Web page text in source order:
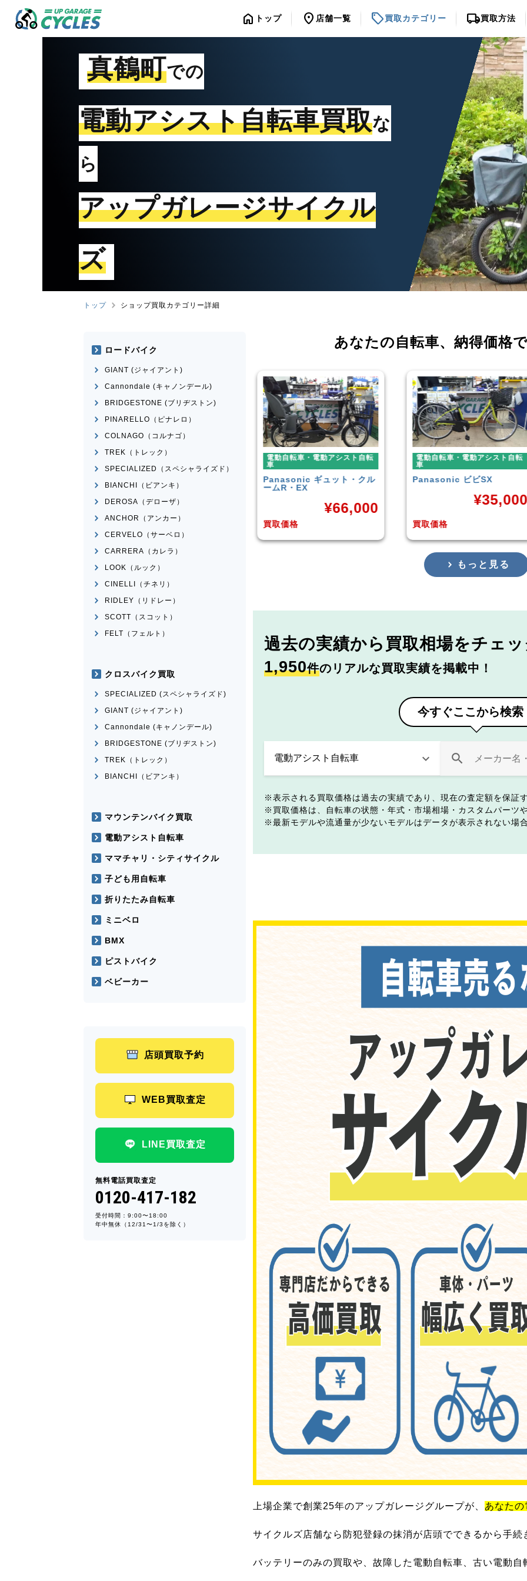
home トップ location_on 店舗一覧 sell買取カテゴリー local_shipping買取方法
真鶴町での
電動アシスト自転車買取な
ら
アップガレージサイクル
ズ
トップ ショップ買取カテゴリー詳細
あなたの自転車、 納得価格
電動自転車・電動アシスト自転
車
ームR・EX
買取価格
¥
電動自転車・電動アシスト自転
車
PanasonicビビSX
買取価格
¥35,000
電動自転車・電動アシスト自転
車
YAMAHAPAS With
買取価格
¥
もっと見る
過去の実績から 買取相場をチェ
1,950件のリアルな買取実績を掲載中！
今すぐここから検索
表示される買取価格は過去の実績であり、現在の査定額を保証
買取価格は、自転車の状態・年式・市場相場・カスタムパーツ
最新モデルや流通量が少ないモデルはデータが表示されない場
上場企業で創業25年のアップガレージグループが、 あなた
サイクルズ店舗なら防犯登録の抹消が店頭でできるから手
バッテリーのみの買取や、故障した電動自転車、古い電動
ロードバイク
GIANT (ジャイアント)
Cannondale (キャノンデール)
BRIDGESTONE (ブリヂストン)
PINARELLO（ピナレロ）
COLNAGO（コルナゴ）
TREK（トレック）
SPECIALIZED（スペシャライズド）
BIANCHI（ビアンキ）
DEROSA（デローザ）
ANCHOR（アンカー）
CERVELO（サーベロ）
CARRERA（カレラ）
LOOK（ルック）
CINELLI（チネリ）
RIDLEY（リドレー）
SCOTT（スコット）
FELT（フェルト）
クロスバイク買取
SPECIALIZED (スペシャライズド)
GIANT (ジャイアント)
Cannondale (キャノンデール)
BRIDGESTONE (ブリヂストン)
TREK（トレック）
BIANCHI（ビアンキ）
マウンテンバイク買取
電動アシスト自転車
ママチャリ・シティサイクル
子ども用自転車
折りたたみ自転車
ミニベロ
BMX
ピストバイク
ベビーカー
店頭買取予約
WEB買取査定
LINE買取査定
無料電話買取査定
0120-417-182
受付時間：9:00〜18:00
年中無休（12/31〜1/3を除く）